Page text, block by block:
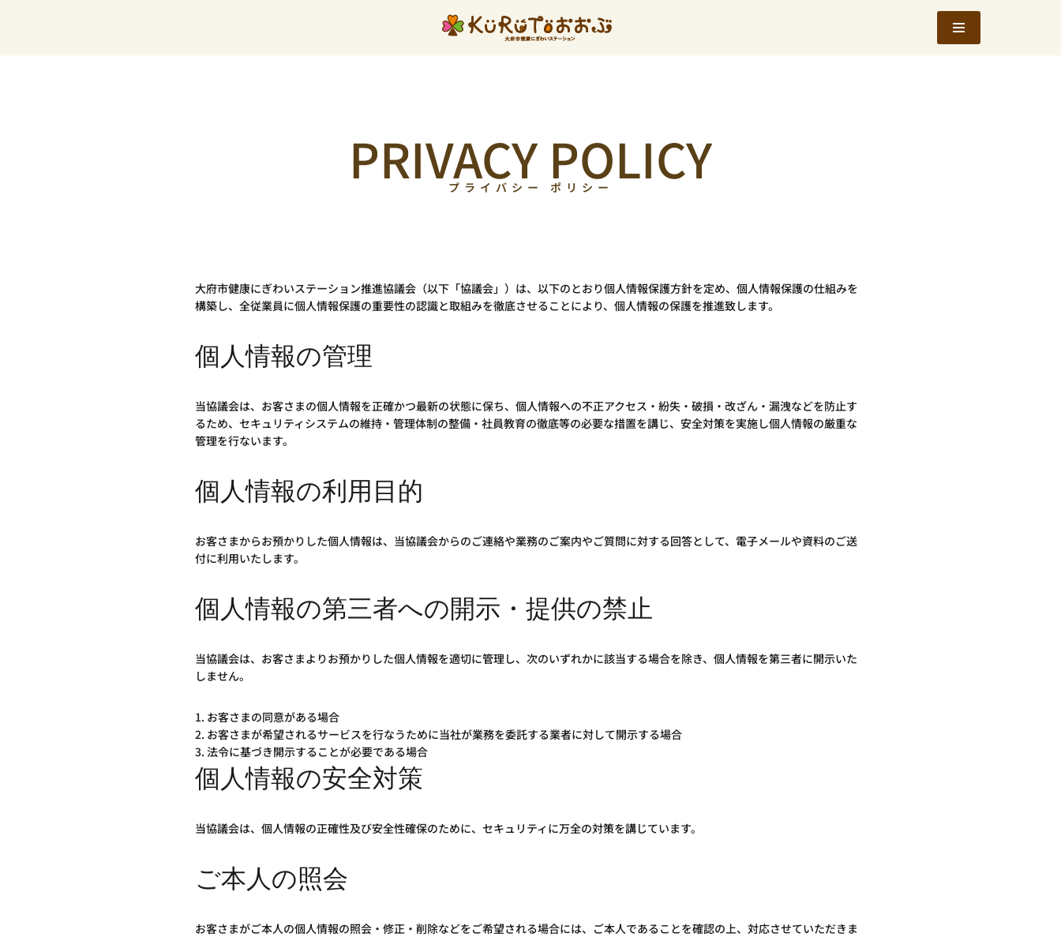
PRIVACY POLICY​
プライバシー ポリシー
大府市健康にぎわいステーション推進協議会（以下「協議会」）は、以下のとおり個人情報保護方針を定め、個人情報保護の仕組みを
構築し、全従業員に個人情報保護の重要性の認識と取組みを徹底させることにより、個人情報の保護を推進致します。
個人情報の管理
当協議会は、お客さまの個人情報を正確かつ最新の状態に保ち、個人情報への不正アクセス・紛失・破損・改ざん・漏洩などを防止す
るため、セキュリティシステムの維持・管理体制の整備・社員教育の徹底等の必要な措置を講じ、安全対策を実施し個人情報の厳重な
管理を行ないます。
個人情報の利用目的
お客さまからお預かりした個人情報は、当協議会からのご連絡や業務のご案内やご質問に対する回答として、電子メールや資料のご送
付に利用いたします。
個人情報の第三者への開示・提供の禁止
当協議会は、お客さまよりお預かりした個人情報を適切に管理し、次のいずれかに該当する場合を除き、個人情報を第三者に開示いた
しません。
お客さまの同意がある場合
お客さまが希望されるサービスを行なうために当社が業務を委託する業者に対して開示する場合
法令に基づき開示することが必要である場合
個人情報の安全対策
当協議会は、個人情報の正確性及び安全性確保のために、セキュリティに万全の対策を講じています。
ご本人の照会
お客さまがご本人の個人情報の照会・修正・削除などをご希望される場合には、ご本人であることを確認の上、対応させていただきま